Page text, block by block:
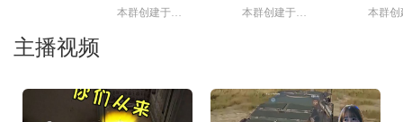
本群创建于2014/9/25: 快乐骑行，欢迎深圳周围车友加入，单车是我们的伴侣，我们一路追寻 一个又一个放飞心灵的地方。
本群创建于2015/3/21: 我们因为单车相聚在一起爱自由 潇洒不羁 随心而行带着行囊 于世界各地流浪相约志同道合的骑行爱好者朋友一起骑行天下
主播视频